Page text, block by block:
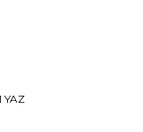
YAZ